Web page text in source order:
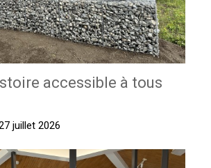
accessible à tous
juillet 2026